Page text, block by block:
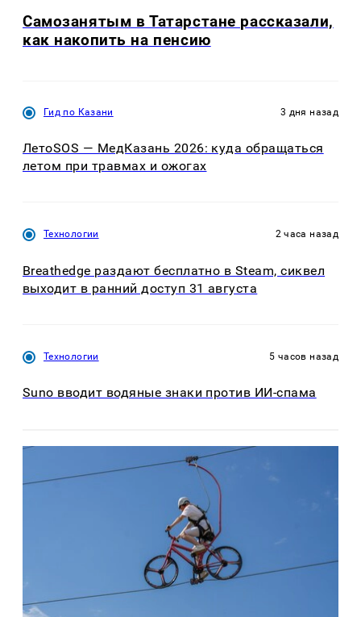
Самозанятым в Татарстане рассказали,
как накопить на пенсию
Гид по Казани 3 дня назад
ЛетоSOS — МедКазань 2026: куда обращаться
летом при травмах и ожогах
Технологии 2 часа назад
Breathedge раздают бесплатно в Steam, сиквел
выходит в ранний доступ 31 августа
Технологии 5 часов назад
Suno вводит водяные знаки против ИИ-спама